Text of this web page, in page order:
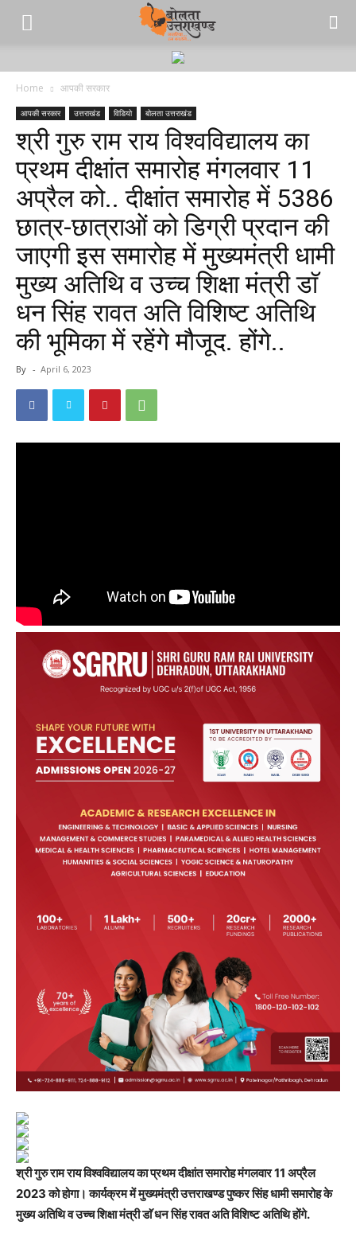
Home आपकी सरकार
आपकी सरकार उत्तराखंड विडियो बोलता उत्तराखंड
श्री गुरु राम राय विश्वविद्यालय का
प्रथम दीक्षांत समारोह मंगलवार 11
अप्रैल को.. दीक्षांत समारोह में 5386
छात्र-छात्राओं को डिग्री प्रदान की
जाएगी इस समारोह में मुख्यमंत्री धामी
मुख्य अतिथि व उच्च शिक्षा मंत्री डाॅ
धन सिंह रावत अति विशिष्ट अतिथि
की भूमिका में रहेंगे मौजूद. होंगे..
By - April 6, 2023
श्री गुरु राम राय विश्वविद्यालय का प्रथम दीक्षांत समारोह मंगलवार 11 अप्रैल
2023 को होगा। कार्यक्रम में मुख्यमंत्री उत्तराखण्ड पुष्कर सिंह धामी समारोह के
मुख्य अतिथि व उच्च शिक्षा मंत्री डाॅ धन सिंह रावत अति विशिष्ट अतिथि होंगे.